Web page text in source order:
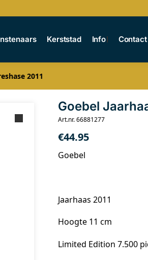
Kerststad Info Contact
2011
Goebel
Art.nr. 66881277
€44.95
Goebel
Jaarhaas 2011
Hoogte 11 cm
Limited Edition 7.500